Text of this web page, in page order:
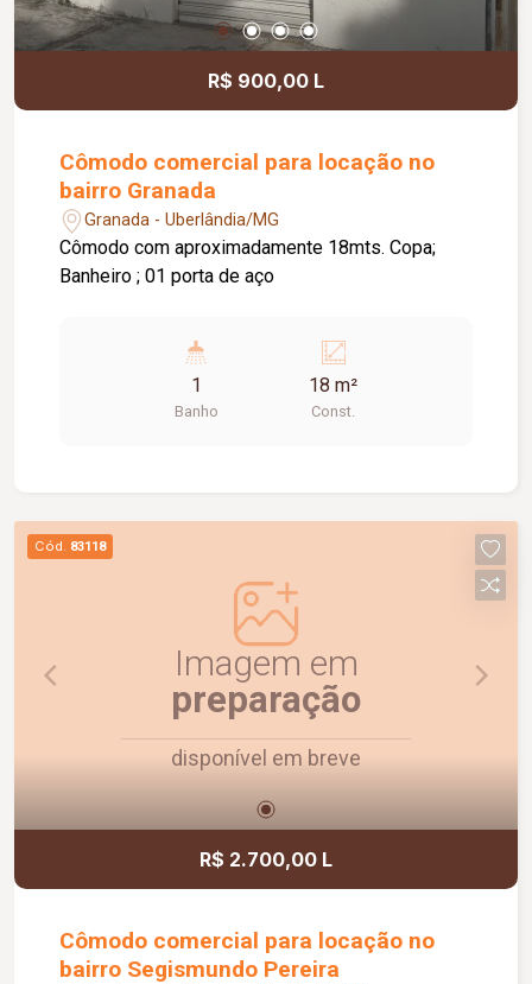
R$ 900,00 L
Cômodo comercial para locação no
bairro Granada
Granada - Uberlândia/MG
Cômodo com aproximadamente 18mts. Copa;
Banheiro ; 01 porta de aço
1
Banho
18 m²
Const.
Cód. 83118
Imagem em
preparação
disponível em breve
R$ 2.700,00 L
Cômodo comercial para locação no
bairro Segismundo Pereira